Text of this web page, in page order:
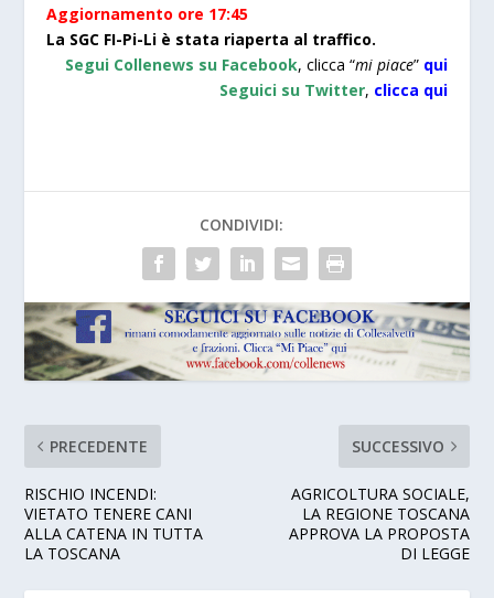
Aggiornamento ore 17:45
La SGC FI-Pi-Li è stata riaperta al traffico.
Segui Collenews su Facebook, clicca “mi piace” qui
Seguici su Twitter, clicca qui
CONDIVIDI:
PRECEDENTE
RISCHIO INCENDI:
VIETATO TENERE CANI
ALLA CATENA IN TUTTA
LA TOSCANA
SUCCESSIVO
AGRICOLTURA SOCIALE,
LA REGIONE TOSCANA
APPROVA LA PROPOSTA
DI LEGGE